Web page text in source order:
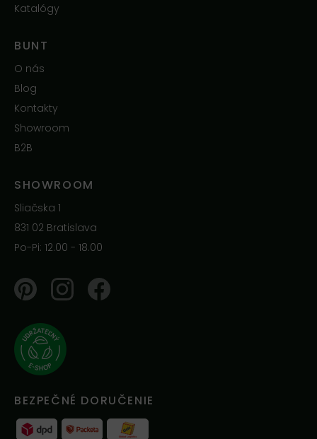
Katalógy
BUNT
O nás
Blog
Kontakty
Showroom
B2B
SHOWROOM
Sliačska 1
831 02 Bratislava
Po-Pi: 12.00 - 18.00
PinterestInstagramFacebook
BEZPEČNÉ DORUČENIE